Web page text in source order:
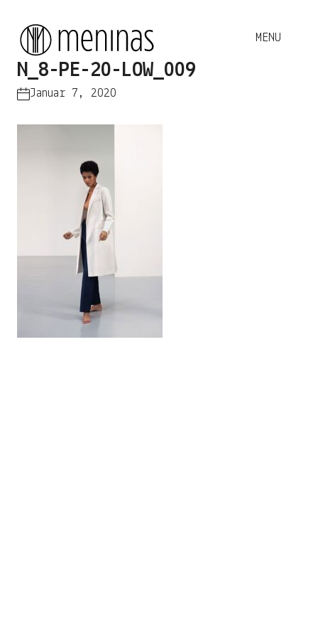
N_8-PE-20-LOW_009
Januar 7, 2020